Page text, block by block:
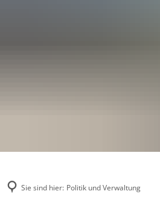
Sie sind hier: Politik und Verwaltung